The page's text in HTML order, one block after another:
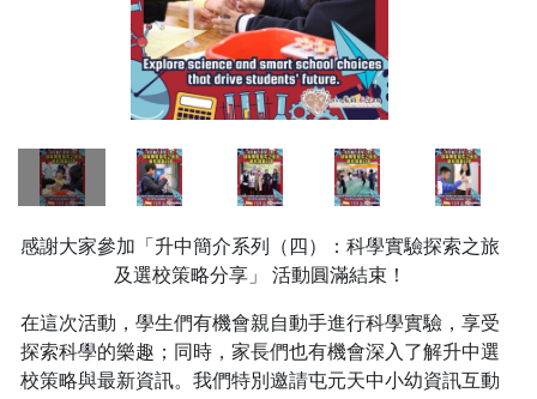
感謝大家參加「升中簡介系列（四）：科學實驗探索之旅
及選校策略分享」 活動圓滿結束！
在這次活動，學生們有機會親自動手進行科學實驗，享受
探索科學的樂趣；同時，家長們也有機會深入了解升中選
校策略與最新資訊。我們特別邀請屯元天中小幼資訊互動